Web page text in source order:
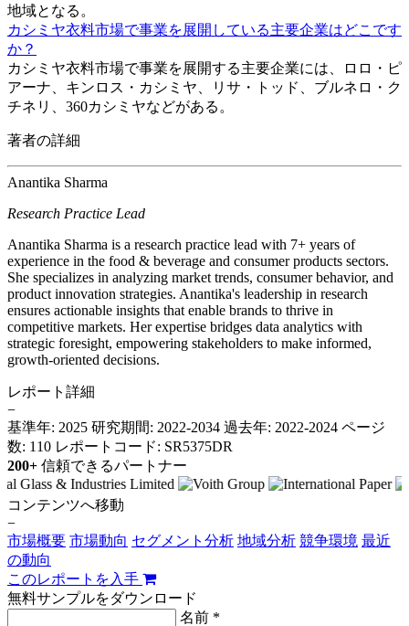
地域となる。
カシミヤ衣料市場で事業を展開している主要企業はどこです
か？
カシミヤ衣料市場で事業を展開する主要企業には、ロロ・ピ
アーナ、キンロス・カシミヤ、リサ・トッド、ブルネロ・ク
チネリ、360カシミヤなどがある。
著者の詳細
Anantika Sharma
Research Practice Lead
Anantika Sharma is a research practice lead with 7+ years of
experience in the food & beverage and consumer products sectors.
She specializes in analyzing market trends, consumer behavior, and
product innovation strategies. Anantika's leadership in research
ensures actionable insights that enable brands to thrive in
competitive markets. Her expertise bridges data analytics with
strategic foresight, empowering stakeholders to make informed,
growth-oriented decisions.
レポート詳細
−
基準年: 2025 研究期間: 2022-2034 過去年: 2022-2024 ページ
数: 110 レポートコード: SR5375DR
200+ 信頼できるパートナー
コンテンツへ移動
−
市場概要 市場動向 セグメント分析 地域分析 競争環境 最近
の動向
このレポートを入手
無料サンプルをダウンロード
名前 *